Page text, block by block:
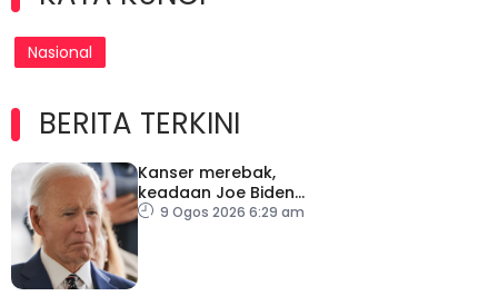
Nasional
BERITA TERKINI
Kanser merebak,
keadaan Joe Biden
semakin serius
9 Ogos 2026 6:29 am